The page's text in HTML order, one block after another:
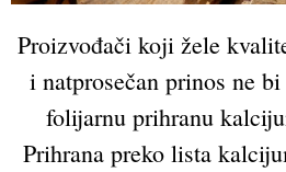
Proizvođači koji žele
i natprosečan prinos ne
folijarnu prihranu
Prihrana preko lista